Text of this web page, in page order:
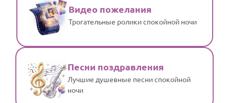
Видео пожелания
Трогательные ролики спокойной ночи
Песни поздравления
Лучшие душевные песни спокойной
ночи